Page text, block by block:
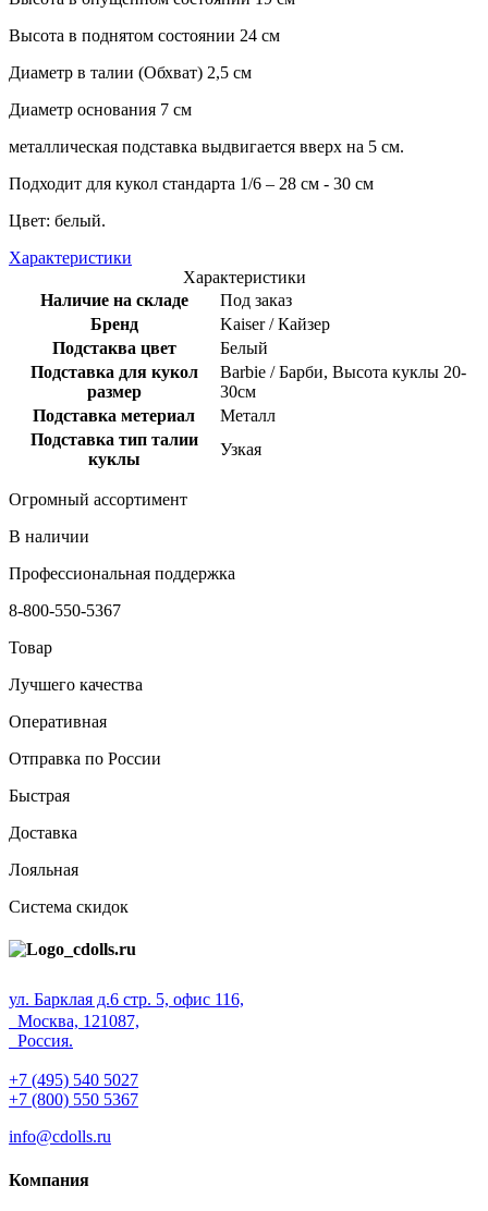
Высота в поднятом состоянии 24 см
Диаметр в талии (Обхват) 2,5 см
Диаметр основания 7 см
металлическая подставка выдвигается вверх на 5 см.
Подходит для кукол стандарта 1/6 – 28 см - 30 см
Цвет: белый.
Характеристики
Характеристики
Наличие на складе
Под заказ
Бренд
Kaiser / Кайзер
Подстаква цвет
Белый
Подставка для кукол
размер
Barbie / Барби, Высота куклы 20-
30см
Подставка метериал
Металл
Подставка тип талии
куклы
Узкая
Огромный ассортимент
В наличии
Профессиональная поддержка
8-800-550-5367
Товар
Лучшего качества
Оперативная
Отправка по России
Быстрая
Доставка
Лояльная
Система скидок
ул. Барклая д.6 стр. 5, офис 116,
Москва, 121087,
Россия.
+7 (495) 540 5027
+7 (800) 550 5367
info@cdolls.ru
Компания